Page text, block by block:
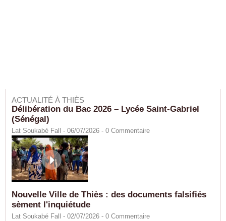
ACTUALITÉ À THIÈS
Délibération du Bac 2026 – Lycée Saint-Gabriel
(Sénégal)
Lat Soukabé Fall - 06/07/2026 - 0 Commentaire
Nouvelle Ville de Thiès : des documents falsifiés
sèment l'inquiétude
Lat Soukabé Fall - 02/07/2026 - 0 Commentaire